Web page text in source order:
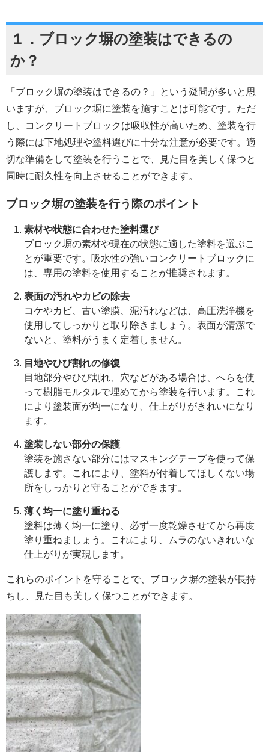
１． ブロック塀の塗装はできるの
か？
「ブロック塀の塗装はできるの？」という疑問が多いと思
いますが、ブロック塀に塗装を施すことは可能です。ただ
し、コンクリートブロックは吸収性が高いため、塗装を行
う際には下地処理や塗料選びに十分な注意が必要です。適
切な準備をして塗装を行うことで、見た目を美しく保つと
同時に耐久性を向上させることができます。
ブロック塀の塗装を行う際のポイント
素材や状態に合わせた塗料選び
ブロック塀の素材や現在の状態に適した塗料を選ぶこ
とが重要です。吸水性の強いコンクリートブロックに
は、専用の塗料を使用することが推奨されます。
表面の汚れやカビの除去
コケやカビ、古い塗膜、泥汚れなどは、高圧洗浄機を
使用してしっかりと取り除きましょう。表面が清潔で
ないと、塗料がうまく定着しません。
目地やひび割れの修復
目地部分やひび割れ、穴などがある場合は、へらを使
って樹脂モルタルで埋めてから塗装を行います。これ
により塗装面が均一になり、仕上がりがきれいになり
ます。
塗装しない部分の保護
塗装を施さない部分にはマスキングテープを使って保
護します。これにより、塗料が付着してほしくない場
所をしっかりと守ることができます。
薄く均一に塗り重ねる
塗料は薄く均一に塗り、必ず一度乾燥させてから再度
塗り重ねましょう。これにより、ムラのないきれいな
仕上がりが実現します。
これらのポイントを守ることで、ブロック塀の塗装が長持
ちし、見た目も美しく保つことができます。